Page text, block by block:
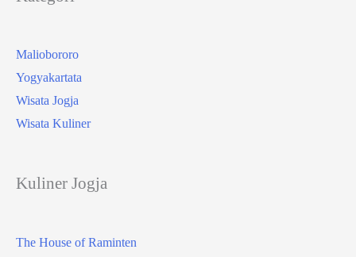
Maliobororo
Yogyakartata
Wisata Jogja
Wisata Kuliner
Kuliner Jogja
The House of Raminten